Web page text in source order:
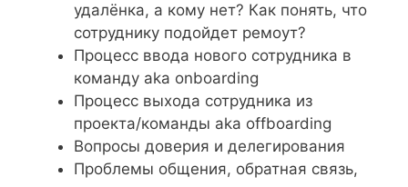
удалёнка, а кому нет? Как понять, что
сотруднику подойдет ремоут?
Процесс ввода нового сотрудника в
команду aka onboarding
Процесс выхода сотрудника из
проекта/команды aka offboarding
Вопросы доверия и делегирования
Проблемы общения, обратная связь,